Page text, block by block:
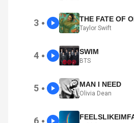
3 ● THE FATE OF
Taylor Swift
4 ● SWIM
BTS
5 ● MAN I NEED
Olivia Dean
●